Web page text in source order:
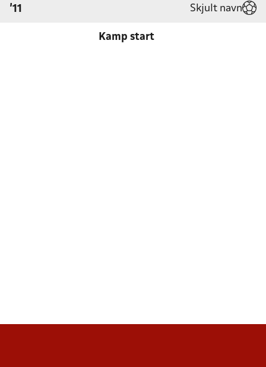
'11 Skjult navn
Kamp start